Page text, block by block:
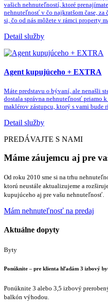
vašich nehnuteľností, ktoré
nehnuteľnosť v čo najkratšom čase,
si, čo od nás môžete v rámci property
Detail služby
Agent kupujúceho + EXTRA
Máte predstavu o bývaní, ale nenašli
dostala správna nehnuteľnosť priamo
maklérov zástupcu, ktorý s vami bude
Detail služby
PREDÁVAJTE S NAMI
Máme záujemcu aj pre
Od roku 2010 sme si na trhu
ktorú neustále aktualizujeme a
kupujúceho aj pre vašu nehnuteľnosť.
Mám nehnuteľnosť na predaj
Aktuálne dopyty
Byty
Ponúknite – pre klienta hľadám 3 izbový
Ponúknite 3 alebo 3,5 izbový
balkón výhodou.